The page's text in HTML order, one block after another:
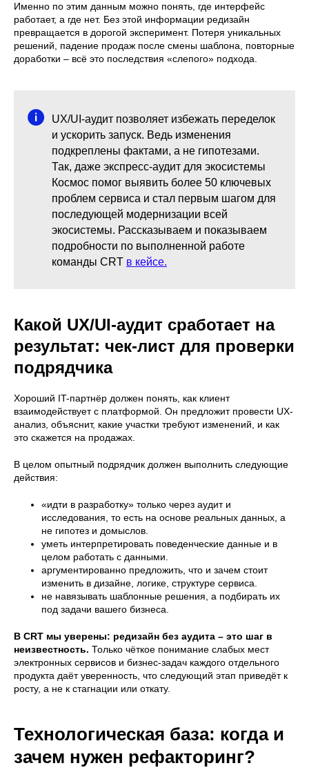
Именно по этим данным можно понять, где интерфейс
работает, а где нет. Без этой информации редизайн
превращается в дорогой эксперимент. Потеря уникальных
решений, падение продаж после смены шаблона, повторные
доработки – всё это последствия «слепого» подхода.
UX/UI-аудит позволяет избежать переделок
и ускорить запуск. Ведь изменения
подкреплены фактами, а не гипотезами.
Так, даже экспресс-аудит для экосистемы
Космос помог выявить более 50 ключевых
проблем сервиса и стал первым шагом для
последующей модернизации всей
экосистемы. Рассказываем и показываем
подробности по выполненной работе
команды CRT в кейсе.
Какой UX/UI-аудит сработает на
результат: чек-лист для проверки
подрядчика
Хороший IT-партнёр должен понять, как клиент
взаимодействует с платформой. Он предложит провести UX-
анализ, объяснит, какие участки требуют изменений, и как
это скажется на продажах.
В целом опытный подрядчик должен выполнить следующие
действия:
«идти в разработку» только через аудит и
исследования, то есть на основе реальных данных, а
не гипотез и домыслов.
уметь интерпретировать поведенческие данные и в
целом работать с данными.
аргументированно предложить, что и зачем стоит
изменить в дизайне, логике, структуре сервиса.
не навязывать шаблонные решения, а подбирать их
под задачи вашего бизнеса.
В CRT мы уверены: редизайн без аудита – это шаг в
неизвестность. Только чёткое понимание слабых мест
электронных сервисов и бизнес-задач каждого отдельного
продукта даёт уверенность, что следующий этап приведёт к
росту, а не к стагнации или откату.
Технологическая база: когда и
зачем нужен рефакторинг?